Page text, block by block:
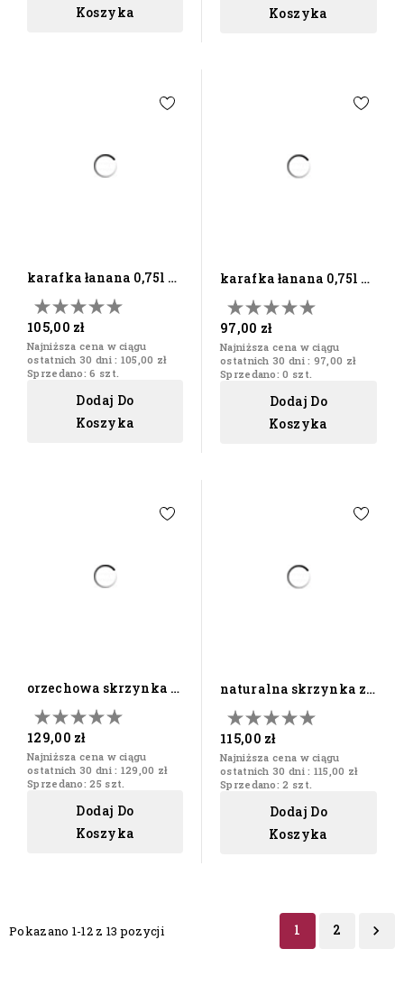
Koszyka
Koszyka
karafka łanana 0,75l w
orzechowym pudełku
105,00 zł
Najniższa cena w ciągu
ostatnich 30 dni : 105,00 zł
Sprzedano: 6 szt.
Dodaj Do
Koszyka
karafka łanana 0,75l w
naturalnym pudełku
97,00 zł
Najniższa cena w ciągu
ostatnich 30 dni : 97,00 zł
Sprzedano: 0 szt.
Dodaj Do
Koszyka
orzechowa skrzynka z
karafką i dwoma...
129,00 zł
Najniższa cena w ciągu
ostatnich 30 dni : 129,00 zł
Sprzedano: 25 szt.
Dodaj Do
Koszyka
naturalna skrzynka z
karafką i dwoma...
115,00 zł
Najniższa cena w ciągu
ostatnich 30 dni : 115,00 zł
Sprzedano: 2 szt.
Dodaj Do
Koszyka
Pokazano 1-12 z 13 pozycji 1 2 